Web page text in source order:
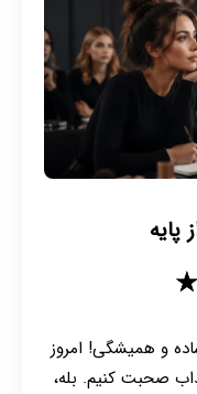
و همیشگی! امروز
صحبت کنیم. بله،